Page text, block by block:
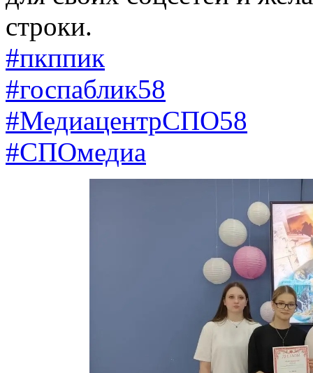
строки.
#пкппик
#госпаблик58
#МедиацентрСПО58
#СПОмедиа